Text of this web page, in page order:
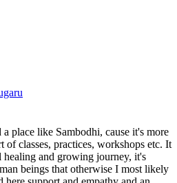
place like Sambodhi, cause it's more
of classes, practices, workshops etc. It
healing and growing journey, it's
beings that otherwise I most likely